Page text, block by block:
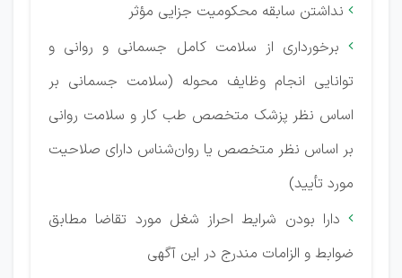
 نداشتن سابقه محکومیت جزایی مؤثر

برخورداری از سلامت کامل جسمانی و روانی و
توانایی انجام وظایف محوله (سلامت جسمانی بر
اساس نظر پزشک متخصص طب کار و سلامت روانی
بر اساس نظر متخصص یا روان‌شناس دارای صلاحیت
مورد تأیید)

دارا بودن شرایط احراز شغل مورد تقاضا مطابق
ضوابط و الزامات مندرج در این آگهی